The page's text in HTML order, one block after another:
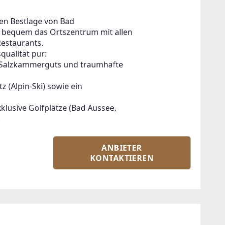
Bestlage von Bad
das Ortszentrum mit allen
pur:
und traumhafte
(Alpin-Ski) sowie ein
Golfplätze (Bad Aussee,
ANBIETER
KONTAKTIEREN